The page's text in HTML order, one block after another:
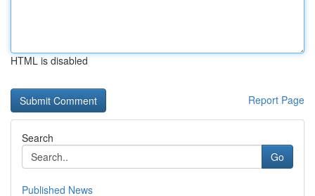
HTML is disabled
Report Page
Search
Go
Published News